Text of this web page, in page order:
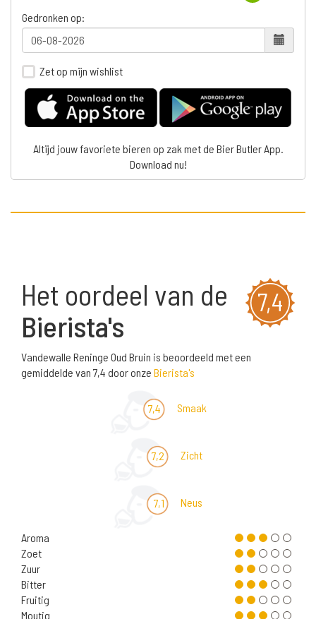
Gedronken op:
Zet op mijn wishlist
Altijd jouw favoriete bieren op zak met de Bier Butler App.
Download nu!
7,4
Het oordeel van de
Bierista's
Vandewalle Reninge Oud Bruin is beoordeeld met een
gemiddelde van 7,4 door onze Bierista's
7,4 Smaak
7,2 Zicht
7,1 Neus
Aroma
Zoet
Zuur
Bitter
Fruitig
Moutig